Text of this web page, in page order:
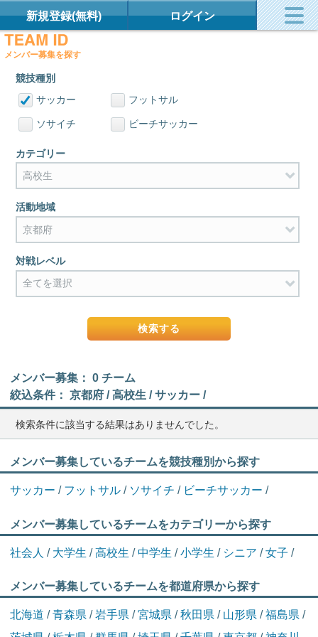
新規登録(無料) ログイン
メンバー募集を探す
競技種別
サッカー
フットサル
ソサイチ ビーチサッカー
カテゴリー
活動地域
対戦レベル
メンバー募集： 0 チーム
絞込条件： 京都府 / 高校生 / サッカー /
検索条件に該当する結果はありませんでした。
メンバー募集しているチームを競技種別から探す
サッカー / フットサル/ ソサイチ / ビーチサッカー /
メンバー募集しているチームをカテゴリーから探す
社会人 / 大学生 /高校生 /中学生 /小学生 / シニア /女子 /
メンバー募集しているチームを都道府県から探す
北海道 /青森県 /岩手県 /宮城県 /秋田県 / 山形県 /福島県 /